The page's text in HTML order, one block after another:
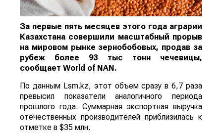
За первые пять месяцев этого года аграрии
Казахстана совершили масштабный прорыв
на мировом рынке зернобобовых, продав за
рубеж более 93 тыс тонн чечевицы,
сообщает World of NAN .
По данным Lsm.kz, этот объем сразу в 6,7 раза
превысил показатели аналогичного периода
прошлого года. Суммарная экспортная выручка
отечественных производителей приблизилась к
отметке в $35 млн.